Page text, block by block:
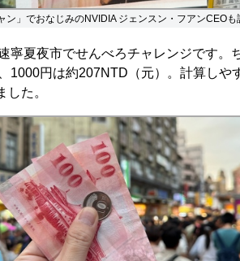
ン」でおなじみのNVIDIA ジェンスン・フアンCEOも
寧夏夜市でせんべろチャレンジです。
1000円は約207NTD（元）。計算しや
た。